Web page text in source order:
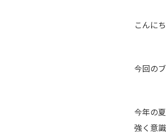
こんに
今回の
今年の
強く意